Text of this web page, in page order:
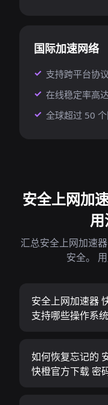
国际加速网络
支持跨平台协
在线稳定率高
全球超过 50
安全上网加
汇总安全上网加速
安全。
安全上网加速器
支持哪些操作系统
如何恢复忘记的
快橙官方下载 密